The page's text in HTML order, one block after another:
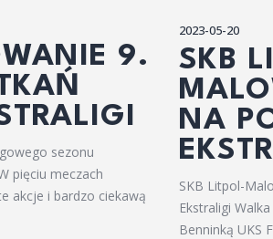
9.
sezonu
pięciu meczach
akcje i bardzo ciekawą
2023-05-20
SKB
NA
SKB Litpol-
Ekstraligi
Benninką UKS